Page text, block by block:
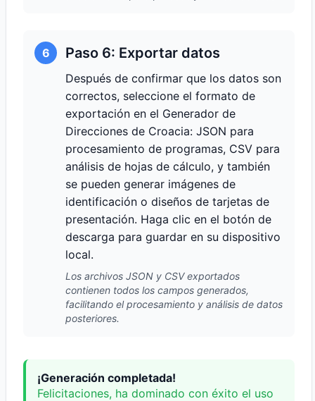
6 Paso 6: Exportar datos
Después de confirmar que los datos son
correctos, seleccione el formato de
exportación en el Generador de
Direcciones de Croacia: JSON para
procesamiento de programas, CSV para
análisis de hojas de cálculo, y también
se pueden generar imágenes de
identificación o diseños de tarjetas de
presentación. Haga clic en el botón de
descarga para guardar en su dispositivo
local.
Los archivos JSON y CSV exportados
contienen todos los campos generados,
facilitando el procesamiento y análisis de datos
posteriores.
¡Generación completada!
Felicitaciones, ha dominado con éxito el uso